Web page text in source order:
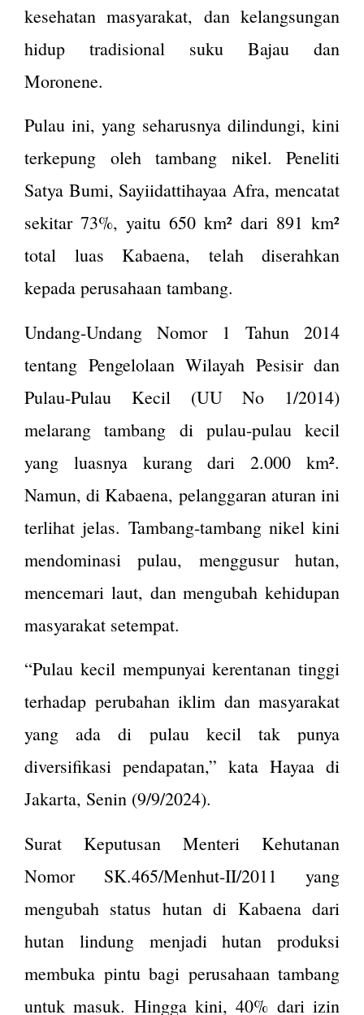
kesehatan masyarakat, dan kelangsungan
hidup tradisional suku Bajau dan
Moronene.
Pulau ini, yang seharusnya dilindungi, kini
terkepung oleh tambang nikel. Peneliti
Satya Bumi, Sayiidattihayaa Afra, mencatat
sekitar 73%, yaitu 650 km² dari 891 km²
total luas Kabaena, telah diserahkan
kepada perusahaan tambang.
Undang-Undang Nomor 1 Tahun 2014
tentang Pengelolaan Wilayah Pesisir dan
Pulau-Pulau Kecil (UU No 1/2014)
melarang tambang di pulau-pulau kecil
yang luasnya kurang dari 2.000 km².
Namun, di Kabaena, pelanggaran aturan ini
terlihat jelas. Tambang-tambang nikel kini
mendominasi pulau, menggusur hutan,
mencemari laut, dan mengubah kehidupan
masyarakat setempat.
“Pulau kecil mempunyai kerentanan tinggi
terhadap perubahan iklim dan masyarakat
yang ada di pulau kecil tak punya
diversifikasi pendapatan,” kata Hayaa di
Jakarta, Senin (9/9/2024).
Surat Keputusan Menteri Kehutanan
Nomor SK.465/Menhut-II/2011 yang
mengubah status hutan di Kabaena dari
hutan lindung menjadi hutan produksi
membuka pintu bagi perusahaan tambang
untuk masuk. Hingga kini, 40% dari izin